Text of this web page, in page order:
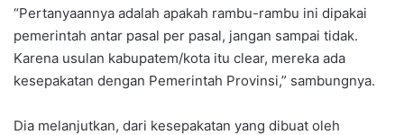
“Pertanyaannya adalah apakah rambu-rambu ini dipakai
pemerintah antar pasal per pasal, jangan sampai tidak.
Karena usulan kabupatem/kota itu clear, mereka ada
kesepakatan dengan Pemerintah Provinsi,” sambungnya.
Dia melanjutkan, dari kesepakatan yang dibuat oleh